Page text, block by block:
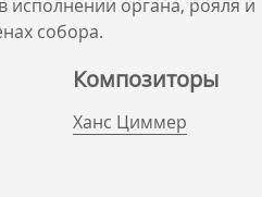
исполнении органа, рояля и
собора.
Композиторы
Ханс Циммер